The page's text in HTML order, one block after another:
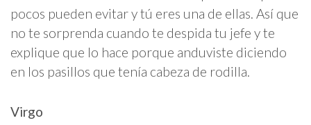
pocos pueden evitar y tú eres una de ellas. Así que
no te sorprenda cuando te despida tu jefe y te
explique que lo hace porque anduviste diciendo
en los pasillos que tenía cabeza de rodilla.
Virgo